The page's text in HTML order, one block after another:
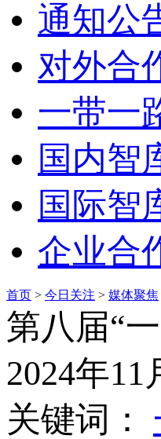
通知公
对外合
一带一
国内智
国际智
企业合
首页 > 今日关注 > 媒体聚焦
第八届“
2024年
关键词：